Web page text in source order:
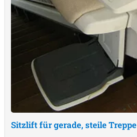
Sitzlift für gerade, steile Treppe